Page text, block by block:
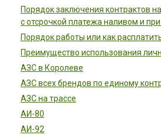
Порядок заключения контрактов
с отсрочкой платежа наливом и
Порядок работы или как
Преимущество использования
АЗС в Королеве
АЗС всех брендов по единому
АЗС на трассе
АИ-80
АИ-92